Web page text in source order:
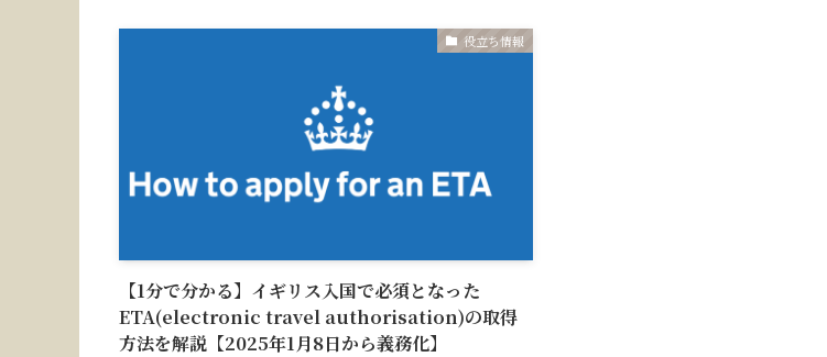
役立ち情報
【1分で分かる】イギリス入国で必須となった
ETA(electronic travel authorisation)の取得
方法を解説【2025年1月8日から義務化】